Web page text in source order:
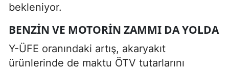
bekleniyor.
BENZIN VE MOTORIN ZAMMI DA YOLDA
Y-ÜFE oranındaki artış, akaryakıt
ürünlerinde de maktu ÖTV tutarlarını